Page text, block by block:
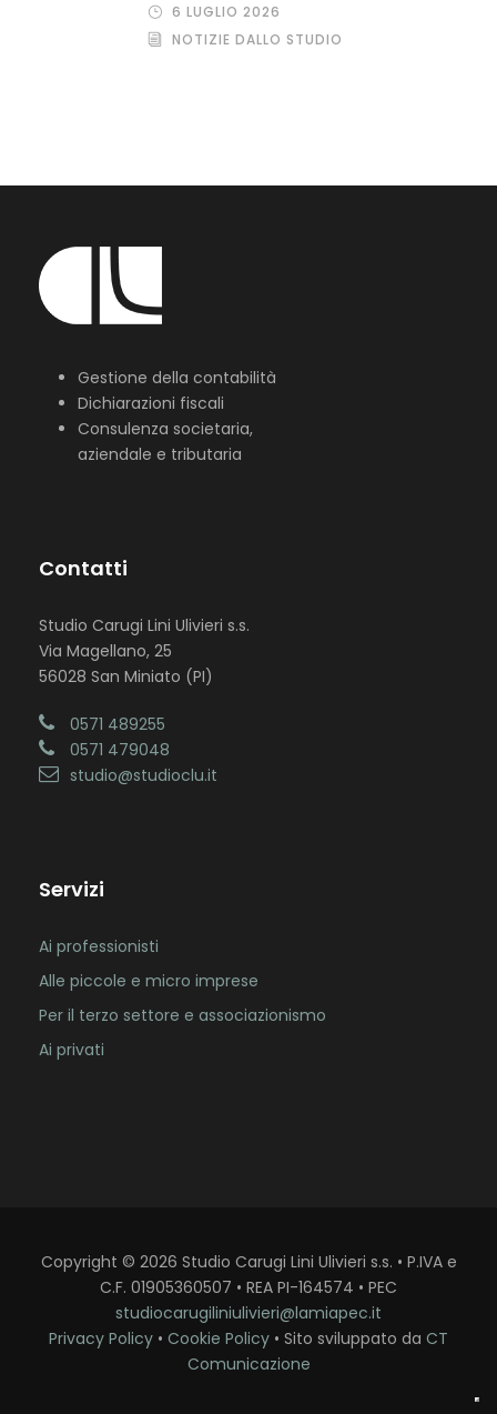
6 LUGLIO 2026
NOTIZIE DALLO STUDIO
Gestione della contabilità
Dichiarazioni fiscali
Consulenza societaria,
aziendale e tributaria
Contatti
Studio Carugi Lini Ulivieri s.s.
Via Magellano, 25
56028 San Miniato (PI)
0571 489255
0571 479048
studio@studioclu.it
Servizi
Ai professionisti
Alle piccole e micro imprese
Per il terzo settore e associazionismo
Ai privati
Copyright © 2026 Studio Carugi Lini Ulivieri s.s. • P.IVA e
C.F. 01905360507 • REA PI-164574 • PEC
studiocarugiliniulivieri@lamiapec.it
Privacy Policy • Cookie Policy • Sito sviluppato da CT
Comunicazione